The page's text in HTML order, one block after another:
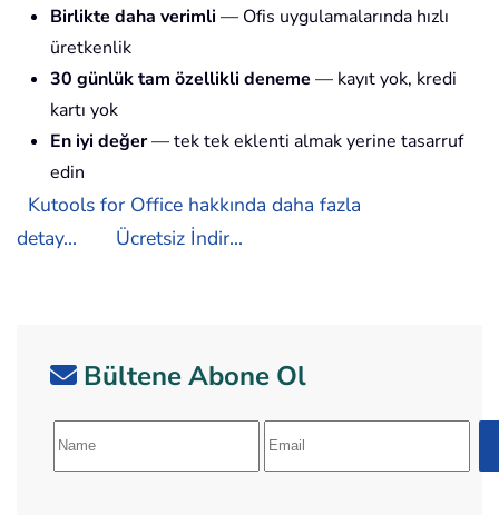
Birlikte daha verimli — Ofis uygulamalarında hızlı
üretkenlik
30 günlük tam özellikli deneme — kayıt yok, kredi
kartı yok
En iyi değer— tek tek eklenti almak yerine tasarruf
edin
Kutools for Office hakkında daha fazla
detay...
Ücretsiz İndir...
Bültene Abone Ol